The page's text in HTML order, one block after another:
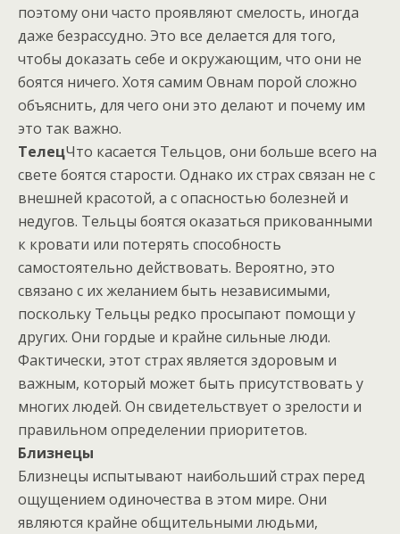
поэтому они часто проявляют смелость, иногда
даже безрассудно. Это все делается для того,
чтобы доказать себе и окружающим, что они не
боятся ничего. Хотя самим Овнам порой сложно
объяснить, для чего они это делают и почему им
это так важно.
ТелецЧто касается Тельцов, они больше всего на
свете боятся старости. Однако их страх связан не с
внешней красотой, а с опасностью болезней и
недугов. Тельцы боятся оказаться прикованными
к кровати или потерять способность
самостоятельно действовать. Вероятно, это
связано с их желанием быть независимыми,
поскольку Тельцы редко просыпают помощи у
других. Они гордые и крайне сильные люди.
Фактически, этот страх является здоровым и
важным, который может быть присутствовать у
многих людей. Он свидетельствует о зрелости и
правильном определении приоритетов.
Близнецы
Близнецы испытывают наибольший страх перед
ощущением одиночества в этом мире. Они
являются крайне общительными людьми,